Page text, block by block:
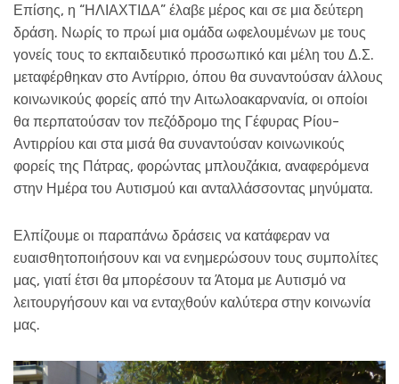
Επίσης, η “ΗΛΙΑΧΤΙΔΑ” έλαβε μέρος και σε μια δεύτερη
δράση. Νωρίς το πρωί μια ομάδα ωφελουμένων με τους
γονείς τους το εκπαιδευτικό προσωπικό και μέλη του Δ.Σ.
μεταφέρθηκαν στο Αντίρριο, όπου θα συναντούσαν άλλους
κοινωνικούς φορείς από την Αιτωλοακαρνανία, οι οποίοι
θα περπατούσαν τον πεζόδρομο της Γέφυρας Ρίου-
Αντιρρίου και στα μισά θα συναντούσαν κοινωνικούς
φορείς της Πάτρας, φορώντας μπλουζάκια, αναφερόμενα
στην Ημέρα του Αυτισμού και ανταλλάσσοντας μηνύματα.
Ελπίζουμε οι παραπάνω δράσεις να κατάφεραν να
ευαισθητοποιήσουν και να ενημερώσουν τους συμπολίτες
μας, γιατί έτσι θα μπορέσουν τα Άτομα με Αυτισμό να
λειτουργήσουν και να ενταχθούν καλύτερα στην κοινωνία
μας.